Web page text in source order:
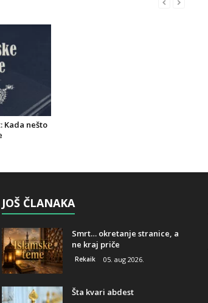
Kada nešto
JOŠ ČLANAKA
Smrt… okretanje stranice, a
ne kraj priče
Rekaik 05. aug 2026.
Šta kvari abdest